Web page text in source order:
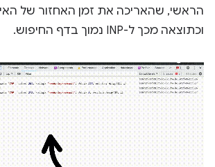
הראשי, שהאריכה את זמן האחזור של
וכתוצאה מכך ל-INP נמוך בדף החיפוש.